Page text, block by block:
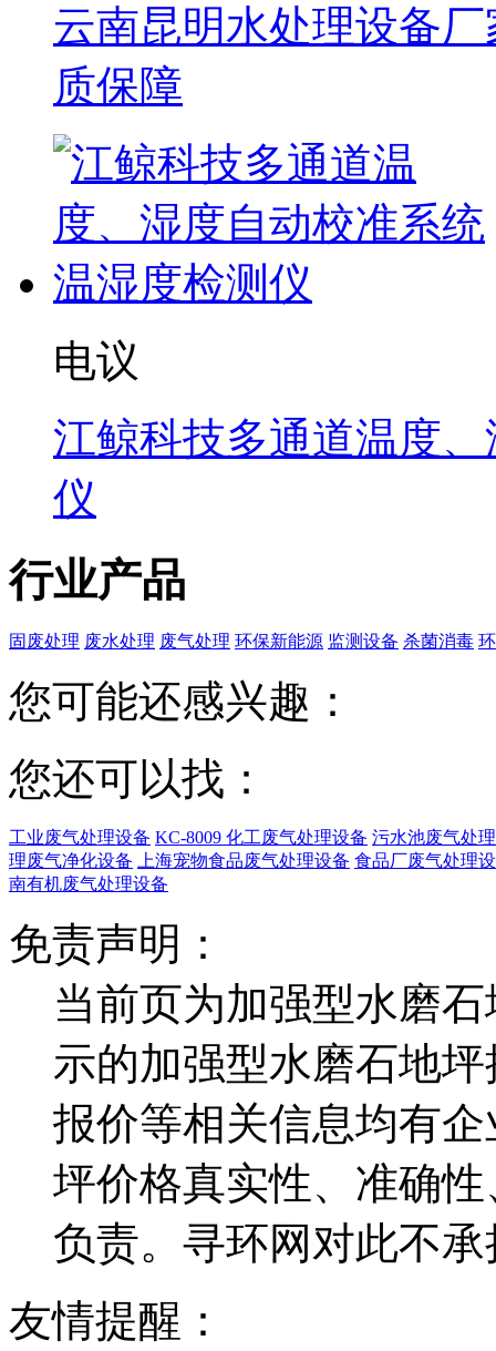
云南昆明水处理设备
质保障
电议
江鲸科技多通道温度
仪
行业产品
固废处理 废水处理 废气处理 环保新能源 监测设备 杀菌消毒
您可能还感兴趣：
您还可以找：
工业废气处理设备 KC-8009 化工废气处理设备 污水池废气处
理废气净化设备
上海宠物食品废气处理设备 食品厂废气处理
南有机废气处理设备
免责声明：
当前页为加强型水磨
示的加强型水磨石地
报价等相关信息均有
坪价格真实性、准确
负责。寻环网对此不
友情提醒：